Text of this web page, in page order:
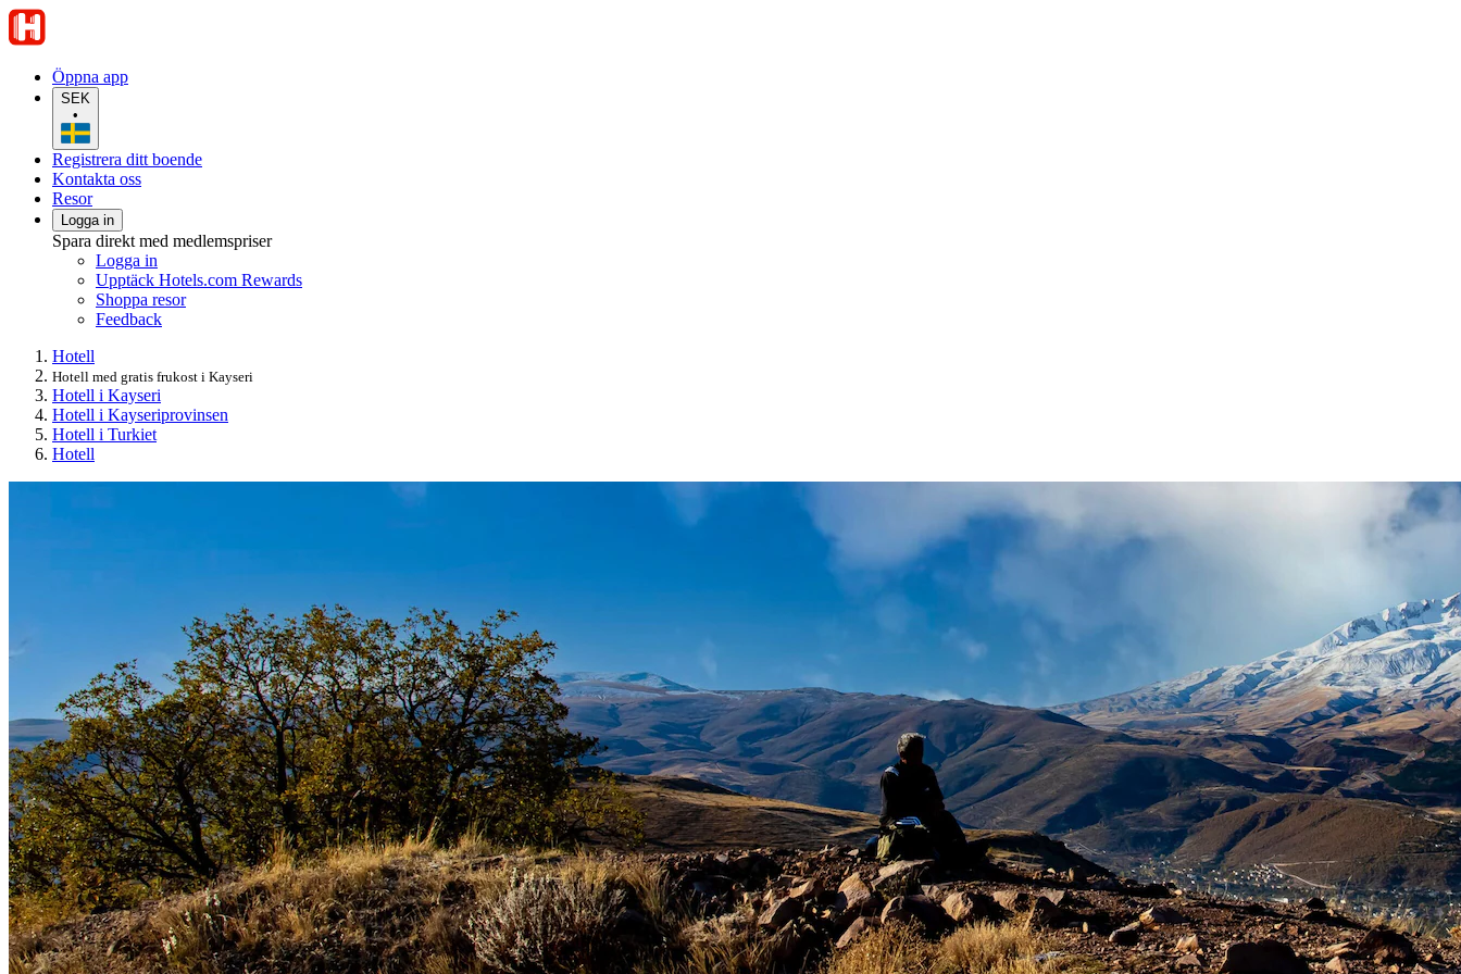
Öppna app
SEK
•
Registrera ditt boende
Kontakta oss
Resor
Logga in
Spara direkt med medlemspriser
Logga in
Upptäck Hotels.com Rewards
Shoppa resor
Feedback
Hotell
Hotell med gratis frukost i Kayseri
Hotell i Kayseri
Hotell i Kayseriprovinsen
Hotell i Turkiet
Hotell